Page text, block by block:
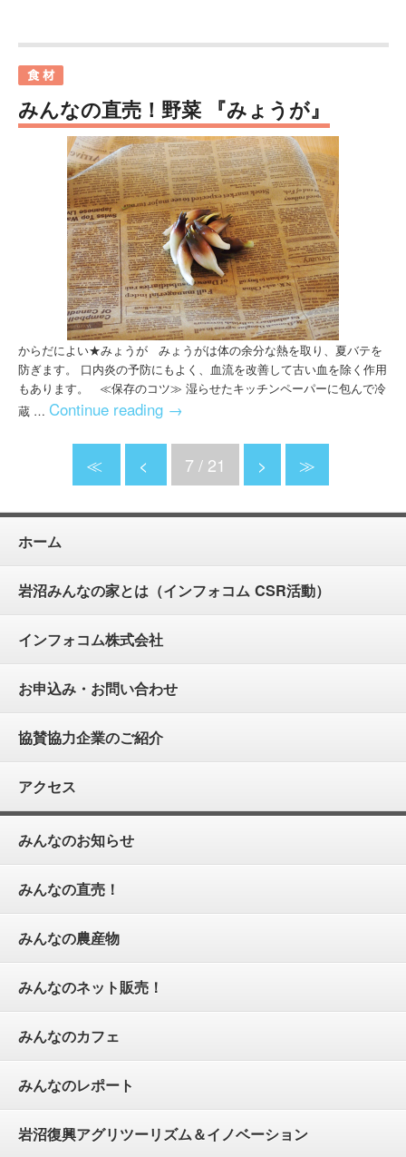
みんなの直売！野菜 『みょうが』
からだによい★みょうが みょうがは体の余分な熱を取り、夏バテを
防ぎます。 口内炎の予防にもよく、血流を改善して古い血を除く作用
もあります。 ≪保存のコツ≫ 湿らせたキッチンペーパーに包んで冷
蔵 … Continue reading →
≪ < 7 / 21 > ≫
ホーム
岩沼みんなの家とは（インフォコム CSR活動）
インフォコム株式会社
お申込み・お問い合わせ
協賛協力企業のご紹介
アクセス
みんなのお知らせ
みんなの直売！
みんなの農産物
みんなのネット販売！
みんなのカフェ
みんなのレポート
岩沼復興アグリツーリズム＆イノベーション